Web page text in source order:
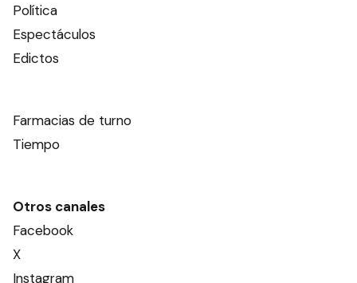
Política
Espectáculos
Edictos
Farmacias de turno
Tiempo
Otros canales
Facebook
X
Instagram